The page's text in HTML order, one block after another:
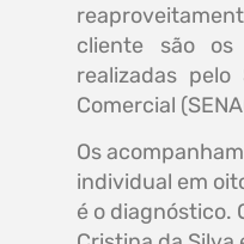
cliente são os
realizadas pelo
Comercial
Os
individual em
é o diagnóstico.